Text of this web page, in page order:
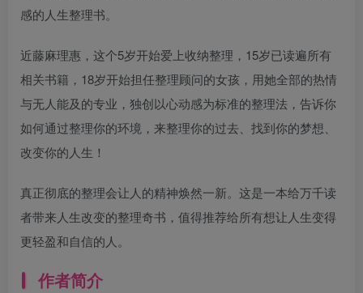
感的人生整理书。
近藤麻理惠，这个5岁开始爱上收纳整理，15岁已读遍所有
相关书籍，18岁开始担任整理顾问的女孩，用她全部的热情
与无人能及的专业，独创以心动感为标准的整理法，告诉你
如何通过整理你的环境，来整理你的过去、找到你的梦想、
改变你的人生！
真正彻底的整理会让人的精神焕然一新。这是一本给万千读
者带来人生改变的整理奇书，值得推荐给所有想让人生变得
更轻盈和自信的人。
作者简介